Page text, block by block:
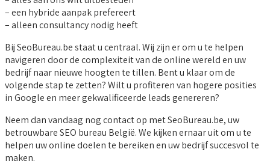
– een hybride aanpak prefereert
– alleen consultancy nodig heeft
Bij SeoBureau.be staat u centraal. Wij zijn er om u te helpen
navigeren door de complexiteit van de online wereld en uw
bedrijf naar nieuwe hoogten te tillen. Bent u klaar om de
volgende stap te zetten? Wilt u profiteren van hogere posities
in Google en meer gekwalificeerde leads genereren?
Neem dan vandaag nog contact op met SeoBureau.be, uw
betrouwbare SEO bureau België. We kijken ernaar uit om u te
helpen uw online doelen te bereiken en uw bedrijf succesvol te
maken.